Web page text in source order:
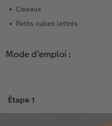
Ciseaux
Petits cubes lettrés
Mode d’emploi :